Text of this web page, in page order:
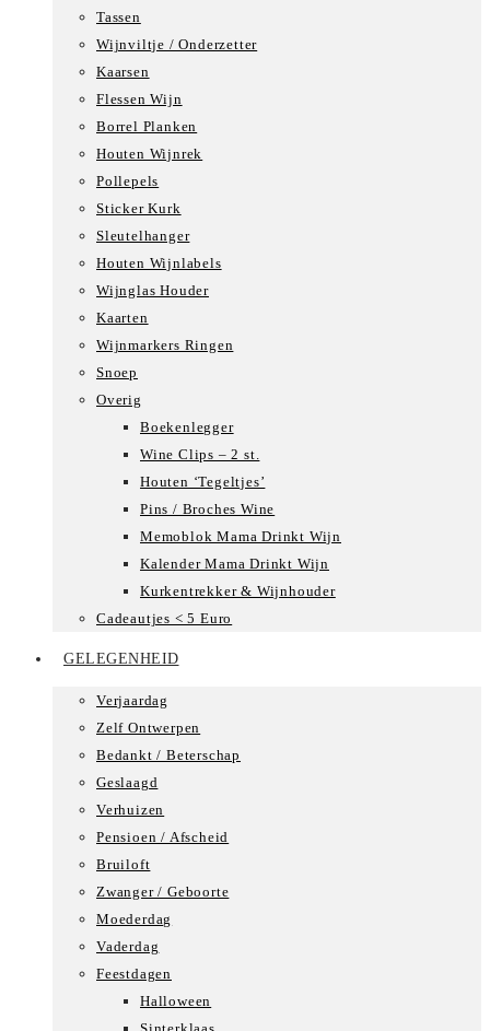
Tassen
Wijnviltje / Onderzetter
Kaarsen
Flessen Wijn
Borrel Planken
Houten Wijnrek
Pollepels
Sticker Kurk
Sleutelhanger
Houten Wijnlabels
Wijnglas Houder
Kaarten
Wijnmarkers Ringen
Snoep
Overig
Boekenlegger
Wine Clips – 2 st.
Houten ‘Tegeltjes’
Pins / Broches Wine
Memoblok Mama Drinkt Wijn
Kalender Mama Drinkt Wijn
Kurkentrekker & Wijnhouder
Cadeautjes < 5 Euro
GELEGENHEID
Verjaardag
Zelf Ontwerpen
Bedankt / Beterschap
Geslaagd
Verhuizen
Pensioen / Afscheid
Bruiloft
Zwanger / Geboorte
Moederdag
Vaderdag
Feestdagen
Halloween